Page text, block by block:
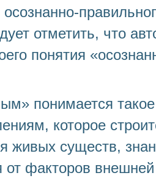
отметить, что
понятия
понимается
которое
живых существ,
от факторов